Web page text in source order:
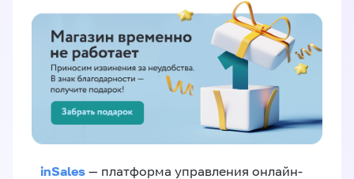
inSales — платформа управления онлайн-